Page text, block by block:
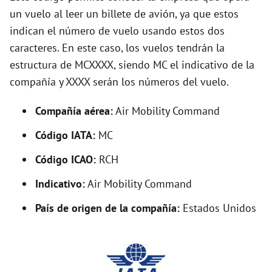
y
V
i
un vuelo al leer un billete de avión, ya que estos
indican el número de vuelo usando estos dos
caracteres. En este caso, los vuelos tendrán la
estructura de MCXXXX, siendo MC el indicativo de la
compañía y XXXX serán los números del vuelo.
Compañía aérea:Air Mobility Command
Código IATA: MC
Código ICAO: RCH
Indicativo:Air Mobility Command
País de origen de la compañía: Estados Unidos